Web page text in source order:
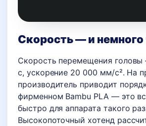
Скорость — и немного
Скорость перемещения
с, ускорение 20 000 мм/с². На
производитель приводит
фирменном Bambu PLA — это
быстро для аппарата такого
Высокопоточный хотенд